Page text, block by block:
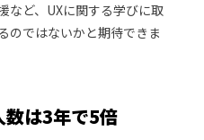
など、UXに関する学びに取
のではないかと期待できま
は3年で5倍